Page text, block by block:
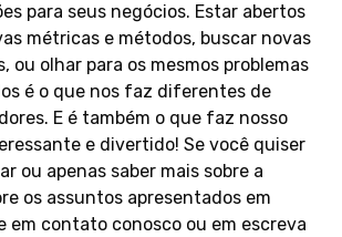
para seus negócios. Estar abertos
métricas e métodos, buscar novas
ou olhar para os mesmos problemas
é o que nos faz diferentes de
E é também o que faz nosso
e divertido! Se você quiser
ou apenas saber mais sobre a
os assuntos apresentados em
em contato conosco ou em escreva